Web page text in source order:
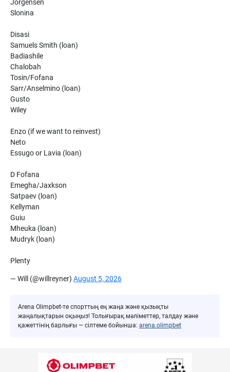
Jorgensen
Slonina
Disasi
Samuels Smith (loan)
Badiashile
Chalobah
Tosin/Fofana
Sarr/Anselmino (loan)
Gusto
Wiley
Enzo (if we want to reinvest)
Neto
Essugo or Lavia (loan)
D Fofana
Emegha/Jaxkson
Satpaev (loan)
Kellyman
Guiu
Mheuka (loan)
Mudryk (loan)
Plenty
— Will (@willreyner) August 5, 2026
Arena Olimpbet-те спорттың ең жаңа және қызықты
жаңалықтарын оқыңыз! Толығырақ мәліметтер, талдау және
қажеттінің барлығы — сілтеме бойынша: arena.olimpbet